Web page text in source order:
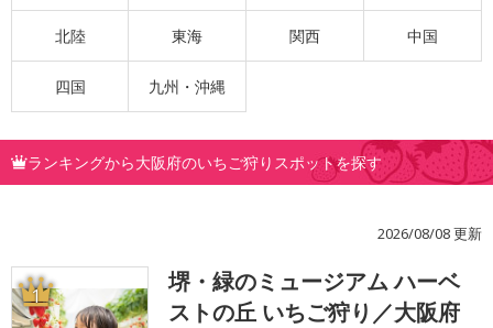
北陸 東海 関西 中国
四国 九州・沖縄
ランキングから大阪府のいちご狩りスポットを探す
2026/08/08 更新
1
堺・緑のミュージアム ハーベ
ストの丘 いちご狩り／大阪府